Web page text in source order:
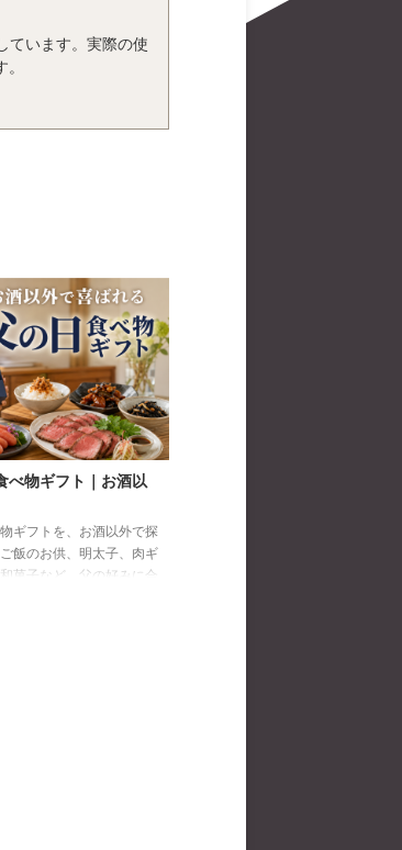
ています。実際の使
べ物ギフト｜お酒以
ギフトを、お酒以外で探
飯のお供、明太子、肉ギ
菓子など、父の好みに合